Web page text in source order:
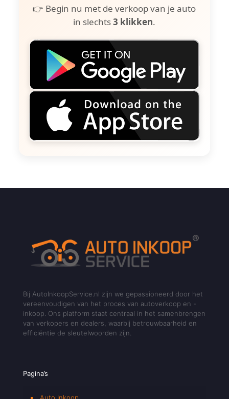
👉 Begin nu met de verkoop van je auto
in slechts3 klikken.
Bij AutoInkoopService.nl zijn we gepassioneerd door het
vereenvoudigen van het proces van autoverkoop en -
inkoop. Ons platform staat centraal in het samenbrengen
van verkopers en dealers, waarbij betrouwbaarheid en
efficiëntie de sleutelwoorden zijn.
Pagina’s
Auto Inkoop